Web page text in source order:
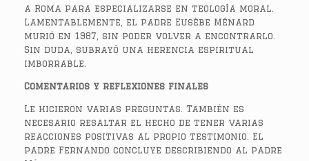
a Roma para especializarse en teología moral.
Lamentablemente, el padre Eusèbe Ménard
murió en 1987, sin poder volver a encontrarlo.
Sin duda, subrayó una herencia espiritual
imborrable.
Comentarios y reflexiones finales
Le hicieron varias preguntas. También es
necesario resaltar el hecho de tener varias
reacciones positivas al propio testimonio. El
padre Fernando concluye describiendo al padre